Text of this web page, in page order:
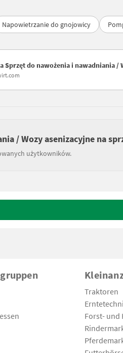
Napowietrzanie do gnojowicy
Sprzęt do nawożenia i nawadniania /
/ Wozy asenizacyjne na
użytkowników.
Traktoren
Forst- und